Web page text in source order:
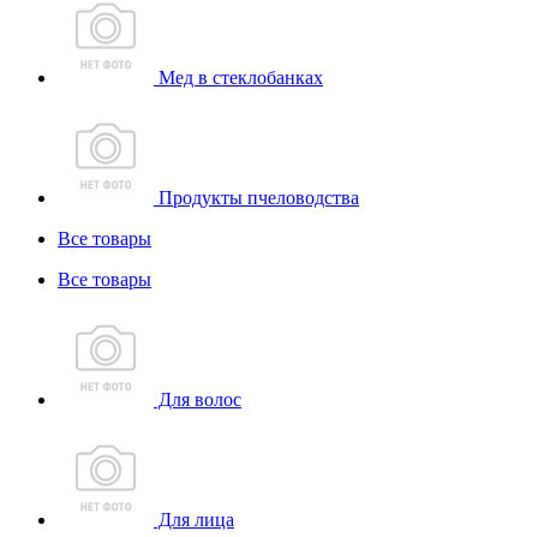
Мед в стеклобанках
Продукты пчеловодства
Все товары
Все товары
Для волос
Для лица